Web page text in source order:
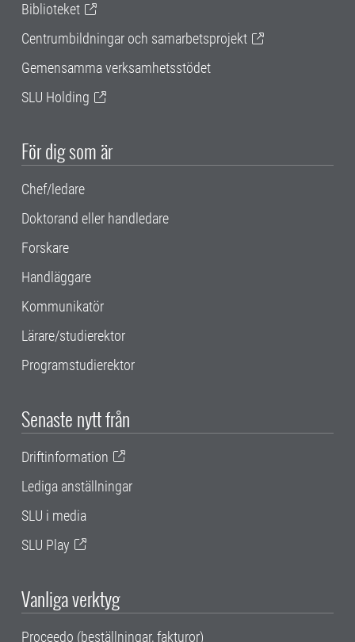
Biblioteket
Centrumbildningar och samarbetsprojekt
Gemensamma verksamhetsstödet
SLU Holding
För dig som är
Chef/ledare
Doktorand eller handledare
Forskare
Handläggare
Kommunikatör
Lärare/studierektor
Programstudierektor
Senaste nytt från
Driftinformation
Lediga anställningar
SLU i media
SLU Play
Vanliga verktyg
Proceedo (beställningar, fakturor)